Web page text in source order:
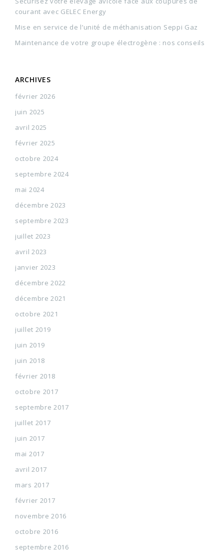
courant avec GELEC Energy
Mise en service de l’unité de méthanisation Seppi Gaz
Maintenance de votre groupe électrogène : nos conseils
ARCHIVES
février 2026
juin 2025
avril 2025
février 2025
octobre 2024
septembre 2024
mai 2024
décembre 2023
septembre 2023
juillet 2023
avril 2023
janvier 2023
décembre 2022
décembre 2021
octobre 2021
juillet 2019
juin 2019
juin 2018
février 2018
octobre 2017
septembre 2017
juillet 2017
juin 2017
mai 2017
avril 2017
mars 2017
février 2017
novembre 2016
octobre 2016
septembre 2016